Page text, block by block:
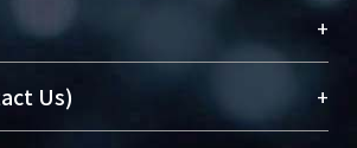
+
大學之列，為永久珍藏及向國際
究成果及學術能量，圖書館整合
Us) +